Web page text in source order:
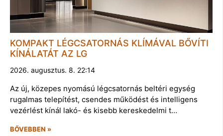
KOMPAKT LÉGCSATORNÁS KLÍMÁVAL BŐVÍTI
KÍNÁLATÁT AZ LG
2026. augusztus. 8. 22:14
Az új, közepes nyomású légcsatornás beltéri egység
rugalmas telepítést, csendes működést és intelligens
vezérlést kínál lakó- és kisebb kereskedelmi t…
BŐVEBBEN »